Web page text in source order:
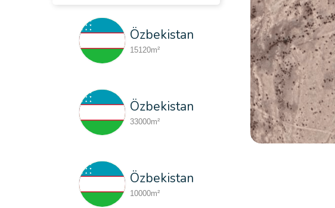
Özbekistan
15120m²
Özbekistan
33000m²
Özbekistan
10000m²